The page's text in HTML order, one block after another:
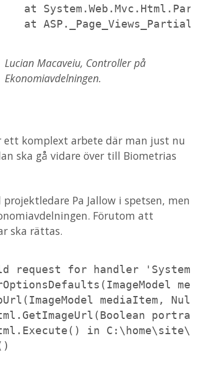
at
at
Lucian Macaveiu, Controller på
Ekonomiavdelningen.
ett komplext arbete där man just nu
ska gå vidare över till Biometrias
Pa Jallow i spetsen, men
Förutom att
ska rättas.
request for handler
mediaItem,
in